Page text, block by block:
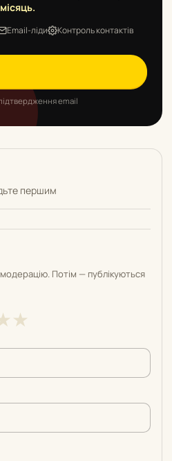
місяць.
Email-ліди Контроль контактів
email
першим
Потім — публікуються
★
5
4
5